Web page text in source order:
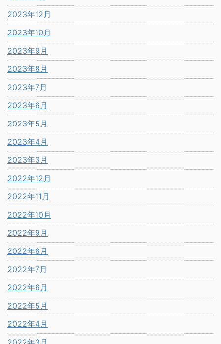
2023年12月
2023年10月
2023年9月
2023年8月
2023年7月
2023年6月
2023年5月
2023年4月
2023年3月
2022年12月
2022年11月
2022年10月
2022年9月
2022年8月
2022年7月
2022年6月
2022年5月
2022年4月
2022年3月